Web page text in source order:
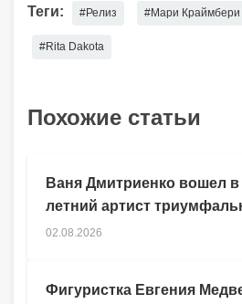
Теги: #Релиз #Мари Краймбери
#Rita Dakota
Похожие статьи
Ваня Дмитриенко вошел
летний артист
02.08.2026
Фигуристка Евгения